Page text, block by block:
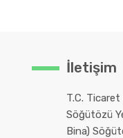
İletişim
T.C. Ticaret
Söğütözü
Bina)